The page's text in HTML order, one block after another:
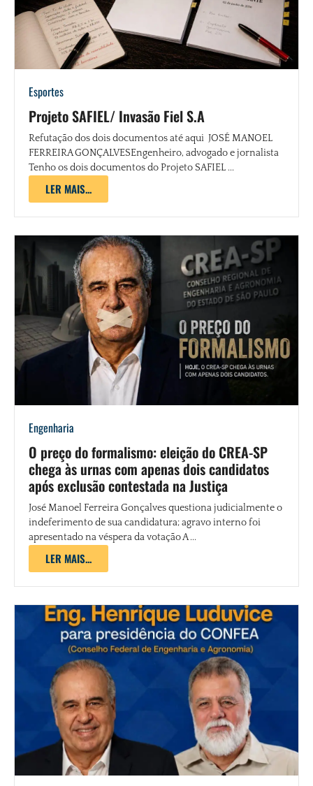
Esportes
Projeto SAFIEL/ Invasão Fiel S.A
Refutação dos dois documentos até aqui JOSÉ MANOEL
FERREIRA GONÇALVESEngenheiro, advogado e jornalista
Tenho os dois documentos do Projeto SAFIEL ...
LER MAIS...
Engenharia
O preço do formalismo: eleição do CREA-SP
chega às urnas com apenas dois candidatos
após exclusão contestada na Justiça
José Manoel Ferreira Gonçalves questiona judicialmente o
indeferimento de sua candidatura; agravo interno foi
apresentado na véspera da votação A ...
LER MAIS...